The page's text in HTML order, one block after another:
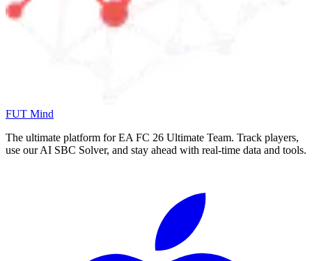
FUT Mind
The ultimate platform for EA FC 26 Ultimate Team. Track players,
use our AI SBC Solver, and stay ahead with real-time data and tools.